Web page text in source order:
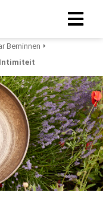
Beminnen
Intimiteit